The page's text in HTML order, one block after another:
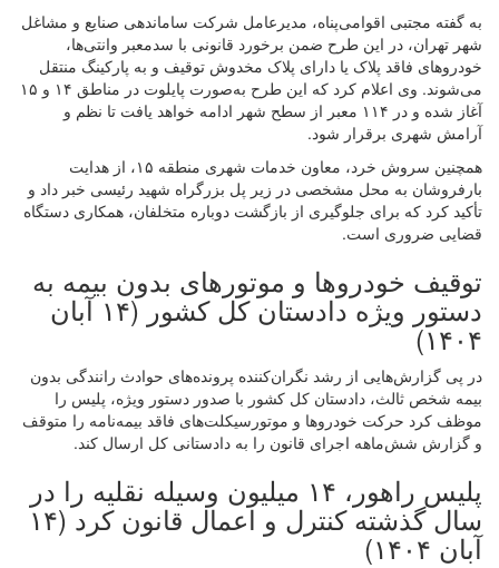
به گفته مجتبی اقوامی‌پناه، مدیرعامل شرکت ساماندهی صنایع و مشاغل
شهر تهران، در این طرح ضمن برخورد قانونی با سدمعبر وانتی‌ها،
خودروهای فاقد پلاک یا دارای پلاک مخدوش توقیف و به پارکینگ منتقل
می‌شوند. وی اعلام کرد که این طرح به‌صورت پایلوت در مناطق ۱۴ و ۱۵
آغاز شده و در ۱۱۴ معبر از سطح شهر ادامه خواهد یافت تا نظم و
آرامش شهری برقرار شود.
همچنین سروش خرد، معاون خدمات شهری منطقه ۱۵، از هدایت
بارفروشان به محل مشخصی در زیر پل بزرگراه شهید رئیسی خبر داد و
تأکید کرد که برای جلوگیری از بازگشت دوباره متخلفان، همکاری دستگاه
قضایی ضروری است.
توقیف خودروها و موتورهای بدون بیمه به
دستور ویژه دادستان کل کشور (۱۴ آبان
۱۴۰۴)
در پی گزارش‌هایی از رشد نگران‌کننده پرونده‌های حوادث رانندگی بدون
بیمه شخص ثالث، دادستان کل کشور با صدور دستور ویژه، پلیس را
موظف کرد حرکت خودروها و موتورسیکلت‌های فاقد بیمه‌نامه را متوقف
و گزارش شش‌ماهه اجرای قانون را به دادستانی کل ارسال کند.
پلیس راهور، ۱۴ میلیون وسیله نقلیه را در
سال گذشته کنترل و اعمال قانون کرد (۱۴
آبان ۱۴۰۴)